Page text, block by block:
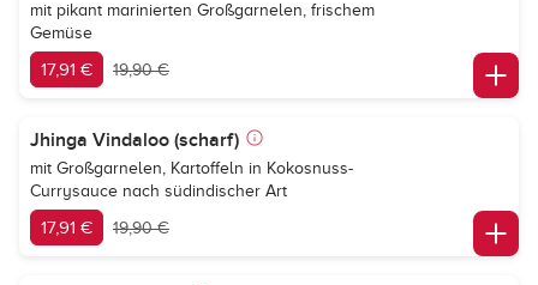
mit pikant marinierten Großgarnelen, frischem
Gemüse
17,91 € 19,90 €
Jhinga Vindaloo (scharf)
mit Großgarnelen, Kartoffeln in Kokosnuss-
Currysauce nach südindischer Art
17,91 € 19,90 €